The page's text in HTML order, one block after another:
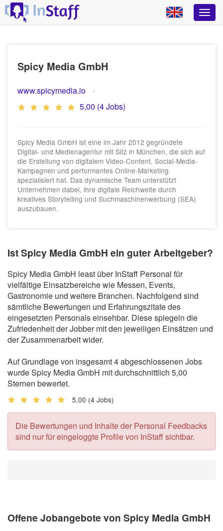
Spicy Media GmbH
www.spicymedia.io
5,00 (4 Jobs)
Spicy Media GmbH ist eine im Jahr 2012 gegründete
Digital- und Medienagentur mit Sitz in München, die sich auf
die Erstellung von digitalem Video-Content, Social-Media-
Kampagnen und performantes Online-Marketing
spezialisiert hat. Das dynamische Team unterstützt
Unternehmen dabei, ihre digitale Reichweite durch
kreatives Storytelling und Suchmaschinenwerbung (SEA)
auszubauen.
Ist Spicy Media GmbH ein guter Arbeitgeber?
Spicy Media GmbH least über InStaff Personal für
vielfältige Einsatzbereiche wie Messen, Events,
Gastronomie und weitere Branchen. Nachfolgend sind
sämtliche Bewertungen und Erfahrungszitate des
eingesetzten Personals einsehbar. Diese spiegeln die
Zufriedenheit der Jobber mit den jeweiligen Einsätzen und
der Zusammenarbeit wider.
Auf Grundlage von insgesamt 4 abgeschlossenen Jobs
wurde Spicy Media GmbH mit durchschnittlich 5,00
Sternen bewertet.
5,00 (4 Jobs)
Die Bewertungen und Inhalte der Personal Feedbacks
sind nur für eingeloggte Profile von InStaff sichtbar.
Offene Jobangebote von Spicy Media GmbH